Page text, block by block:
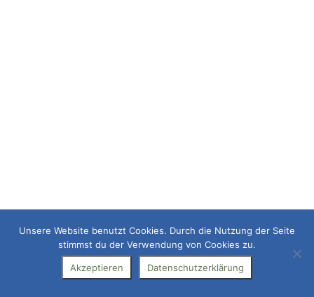
Unsere Website benutzt Cookies. Durch die Nutzung der Seite
stimmst du der Verwendung von Cookies zu.
Akzeptieren Datenschutzerklärung